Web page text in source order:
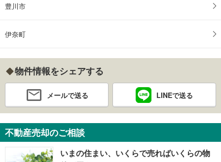
豊川市
伊奈町
物件情報をシェアする
メールで送る LINEで送る
不動産売却のご相談
いまの住まい、いくらで売ればいくらの物